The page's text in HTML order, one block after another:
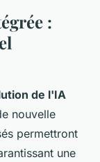
:
de l'IA
nouvelle
permettront
une